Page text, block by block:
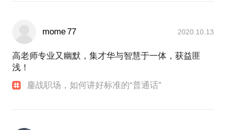
mome 77 2020.10.13
高老师专业又幽默，集才华与智慧于一体，获益匪
浅！
鏖战职场，如何讲好标准的“普通话”